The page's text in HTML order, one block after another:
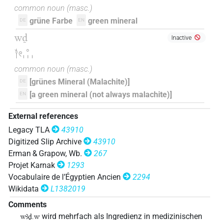
𓇅𓆓𓁹𓈓 | 1× N.m:sg
𓇅𓆓𓅱𓈒𓓱
𓇅𓆓𓈓
𓇅𓆓𓈓𓄹 | 2× N.m:sg (1,2)
𓇅𓈋𓈒𓏥 | 2× N.m:sg
𓇅𓈋𓈓𓁼 | 2× N.m:sg (
𓇅𓈒𓈓𓎤 | 1× N.m:sg ( 1)
𓇅𓈒𓏥
common noun (masc. )
DE grüne Farbe EN green mineral
wḏ
𓎘𓏲𓈒𓏥
Inactive
common noun (masc. )
DE [grünes Mineral (Malachite)]
EN [a green mineral (not always malachite)]
External references
Legacy TLA
43910
Digitized Slip Archive
43910
Erman & Grapow, Wb.
267
Projet Karnak
1293
Vocabulaire de l’Égyptien Ancien
2294
Wikidata
L1382019
Comments
wꜣḏ.w wird mehrfach als Ingredienz in medizinischen